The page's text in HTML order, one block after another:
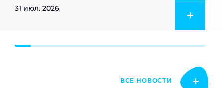
31 июл. 2026
ВСЕ НОВОСТИ